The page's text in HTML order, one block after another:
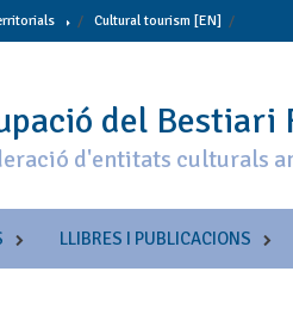
Cultural tourism [EN]
del Bestiari
d'entitats culturals
LLIBRES I PUBLICACIONS